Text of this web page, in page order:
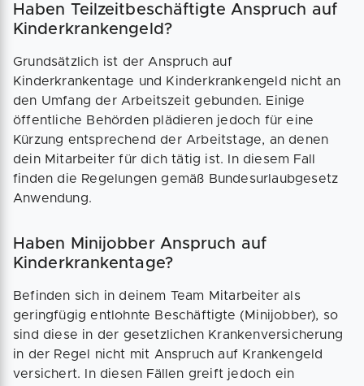
Haben Teilzeitbeschäftigte Anspruch auf
Kinderkrankengeld?
Grundsätzlich ist der Anspruch auf
Kinderkrankentage und Kinderkrankengeld nicht an
den Umfang der Arbeitszeit gebunden. Einige
öffentliche Behörden plädieren jedoch für eine
Kürzung entsprechend der Arbeitstage, an denen
dein Mitarbeiter für dich tätig ist. In diesem Fall
finden die Regelungen gemäß Bundesurlaubgesetz
Anwendung.
Haben Minijobber Anspruch auf
Kinderkrankentage?
Befinden sich in deinem Team Mitarbeiter als
geringfügig entlohnte Beschäftigte (Minijobber), so
sind diese in der gesetzlichen Krankenversicherung
in der Regel nicht mit Anspruch auf Krankengeld
versichert. In diesen Fällen greift jedoch ein